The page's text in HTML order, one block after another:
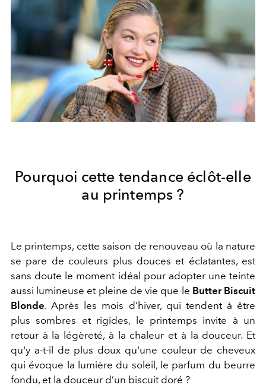
Pourquoi cette tendance éclôt-elle
au printemps ?
Le printemps, cette saison de renouveau où la nature
se pare de couleurs plus douces et éclatantes, est
sans doute le moment idéal pour adopter une teinte
aussi lumineuse et pleine de vie que le Butter Biscuit
Blonde. Après les mois d’hiver, qui tendent à être
plus sombres et rigides, le printemps invite à un
retour à la légèreté, à la chaleur et à la douceur. Et
qu'y a-t-il de plus doux qu'une couleur de cheveux
qui évoque la lumière du soleil, le parfum du beurre
fondu, et la douceur d’un biscuit doré ?